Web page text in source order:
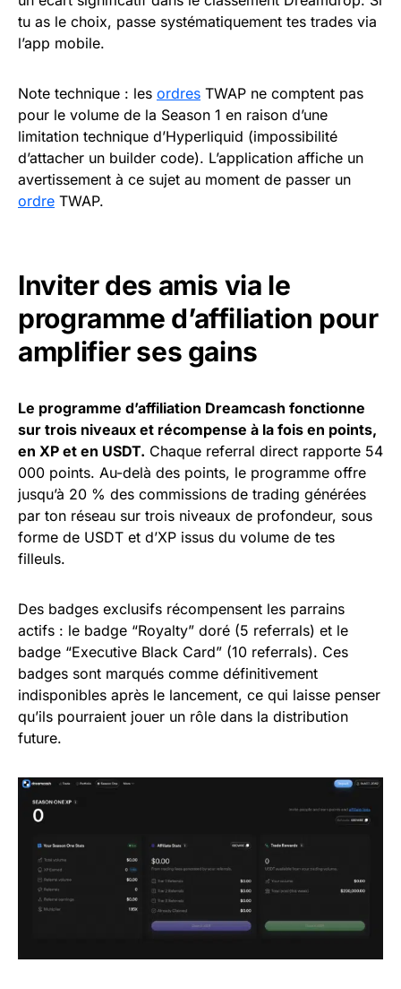
tu as le choix, passe systématiquement tes trades via
l’app mobile.
Note technique : les ordres TWAP ne comptent pas
pour le volume de la Season 1 en raison d’une
limitation technique d’Hyperliquid (impossibilité
d’attacher un builder code). L’application affiche un
avertissement à ce sujet au moment de passer un
ordre TWAP.
Inviter des amis via le
programme d’affiliation pour
amplifier ses gains
Le programme d’affiliation Dreamcash fonctionne
sur trois niveaux et récompense à la fois en points,
en XP et en USDT. Chaque referral direct rapporte 54
000 points. Au-delà des points, le programme offre
jusqu’à 20 % des commissions de trading générées
par ton réseau sur trois niveaux de profondeur, sous
forme de USDT et d’XP issus du volume de tes
filleuls.
Des badges exclusifs récompensent les parrains
actifs : le badge “Royalty” doré (5 referrals) et le
badge “Executive Black Card” (10 referrals). Ces
badges sont marqués comme définitivement
indisponibles après le lancement, ce qui laisse penser
qu’ils pourraient jouer un rôle dans la distribution
future.